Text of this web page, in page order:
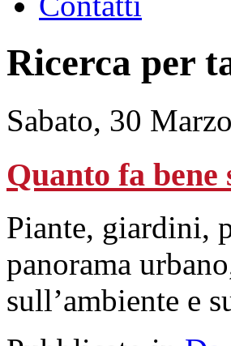
Ricerca per
Sabato, 30
Quanto fa
Piante, giardini,
panorama
sull’ambiente e